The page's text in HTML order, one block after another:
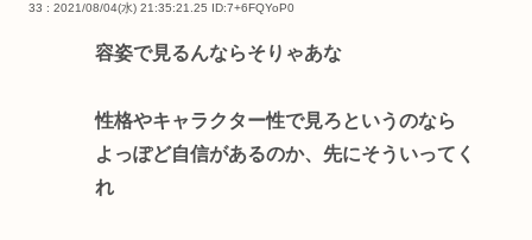
33 : 2021/08/04(水) 21:35:21.25 ID:7+6FQYoP0
容姿で見るんならそりゃあな
性格やキャラクター性で見ろというのなら
よっぽど自信があるのか、先にそういってく
れ